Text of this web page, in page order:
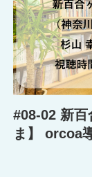
#08-02 新百
ま】 orcoa